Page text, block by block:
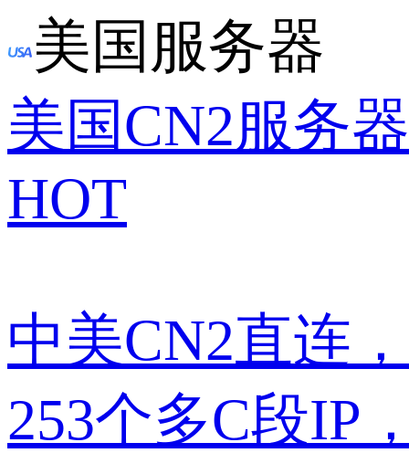
美国服务器
美国CN2服务器
HOT
中美CN2直连
253个多C段IP